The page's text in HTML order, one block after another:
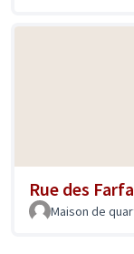
Rue des
Maison de